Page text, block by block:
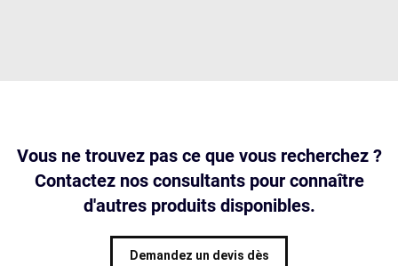
Vous ne trouvez pas ce que vous recherchez ?
Contactez nos consultants pour connaître
d'autres produits disponibles.
Demandez un devis dès